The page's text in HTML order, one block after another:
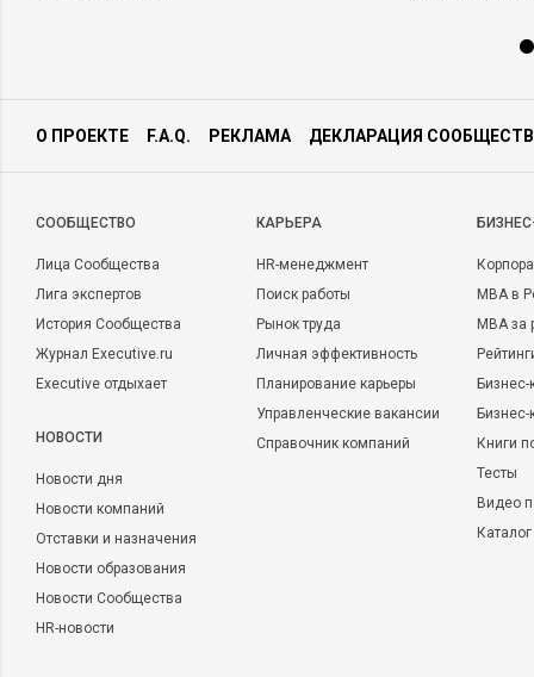
О ПРОЕКТЕ F.A.Q. РЕКЛАМА ДЕКЛАРАЦИЯ
CООБЩЕСТВО
Лица Сообщества
Лига экспертов
История Сообщества
Журнал Executive.ru
Executive отдыхает
НОВОСТИ
Новости дня
Новости компаний
Отставки и назначения
Новости образования
Новости Сообщества
HR-новости
КАРЬЕРА
HR-менеджмент
Поиск работы
Рынок труда
Личная эффективность
Планирование карьеры
Управленческие вакансии
Справочник компаний
MBA в
MBA
Бизнес-
Книги
Тесты
Видео